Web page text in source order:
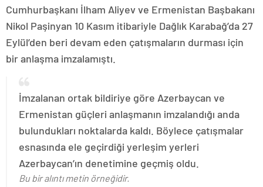
Cumhurbaşkanı İlham Aliyev ve Ermenistan Başbakanı
Nikol Paşinyan 10 Kasım itibariyle Dağlık Karabağ’da 27
Eylül’den beri devam eden çatışmaların durması için
bir anlaşma imzalamıştı.
İmzalanan ortak bildiriye göre Azerbaycan ve
Ermenistan güçleri anlaşmanın imzalandığı anda
bulundukları noktalarda kaldı. Böylece çatışmalar
esnasında ele geçirdiği yerleşim yerleri
Azerbaycan’ın denetimine geçmiş oldu.
Bu bir alıntı metin örneğidir.